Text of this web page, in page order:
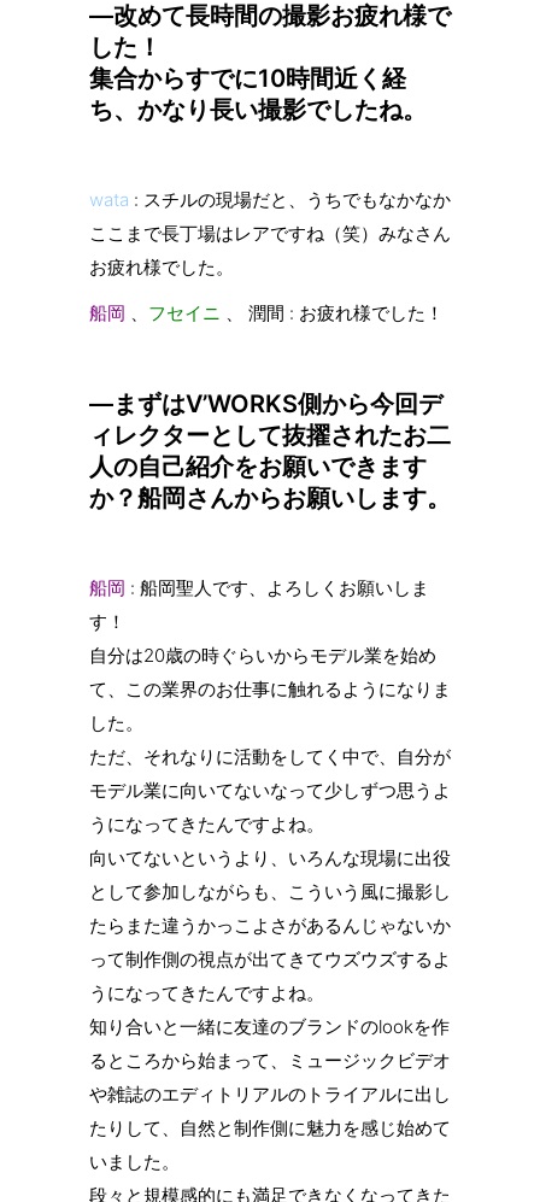
—改めて長時間の撮影お疲れ様で
した！
集合からすでに10時間近く経
ち、かなり長い撮影でしたね。
wata : スチルの現場だと、うちでもなかなか
ここまで長丁場はレアですね（笑）みなさん
お疲れ様でした。
船岡 、 フセイニ 、 潤間 : お疲れ様でした！
—まずはV’WORKS側から今回デ
ィレクターとして抜擢されたお二
人の自己紹介をお願いできます
か？船岡さんからお願いします。
船岡 : 船岡聖人です、よろしくお願いしま
す！
自分は20歳の時ぐらいからモデル業を始め
て、この業界のお仕事に触れるようになりま
した。
ただ、それなりに活動をしてく中で、自分が
モデル業に向いてないなって少しずつ思うよ
うになってきたんですよね。
向いてないというより、いろんな現場に出役
として参加しながらも、こういう風に撮影し
たらまた違うかっこよさがあるんじゃないか
って制作側の視点が出てきてウズウズするよ
うになってきたんですよね。
知り合いと一緒に友達のブランドのlookを作
るところから始まって、ミュージックビデオ
や雑誌のエディトリアルのトライアルに出し
たりして、自然と制作側に魅力を感じ始めて
いました。
段々と規模感的にも満足できなくなってきた